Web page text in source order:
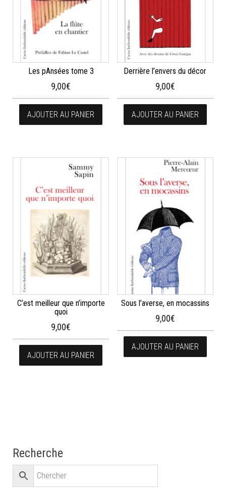
Les pAnsées tome 3
9,00€
AJOUTER AU PANIER
Derrière l’envers du décor
9,00€
AJOUTER AU PANIER
C’est meilleur que n’importe
quoi
9,00€
AJOUTER AU PANIER
Sous l’averse, en mocassins
9,00€
AJOUTER AU PANIER
Recherche